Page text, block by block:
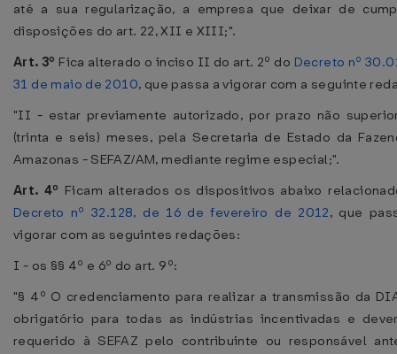
até a sua regularização, a empresa que deixar de
disposições do art. 22, XII e XIII;".
Art. 3º Fica alterado o inciso II do art. 2º do Decreto nº
31 de maio de 2010, que passa a vigorar com a seguinte
"II - estar previamente autorizado, por prazo não
(trinta e seis) meses, pela Secretaria de Estado da
Amazonas - SEFAZ/AM, mediante regime especial;".
Art. 4º Ficam alterados os dispositivos abaixo
Decreto nº 32.128, de 16 de fevereiro de 2012, que
vigorar com as seguintes redações:
I - os §§ 4º e 6º do art. 9º:
"§ 4º O credenciamento para realizar a transmissão da
obrigatório para todas as indústrias incentivadas e
requerido à SEFAZ pelo contribuinte ou responsável